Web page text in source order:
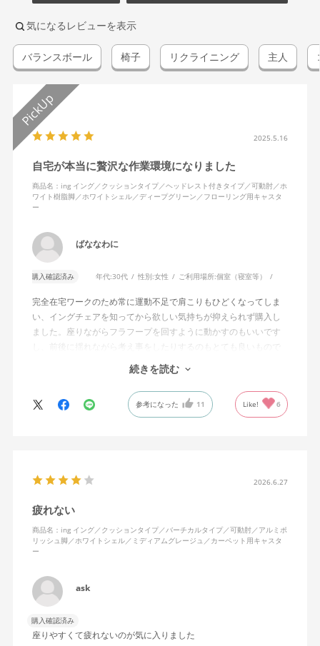
気になるレビューを表示
バランスボール 椅子 リクライニング 主人
2025.5.16
自宅が本当に贅沢な作業環境になりました
商品名：ing イング／クッションタイプ／ヘッドレスト付きタイプ／可動肘／ホ
ワイト樹脂脚／ホワイトシェル／ディープグリーン／フローリング用キャスタ
ー
ばななわに
購入確認済み 年代:30代 性別:女性 ご利用場所:個室（寝室等）
完全在宅ワークのため常に運動不足で肩こりもひどくなってしま
い、イングチェアを知ってから欲しい気持ちが抑えられず購入し
ました。座りながらフラフープを回すように動かすのもいいです
し、前後に揺れながら考え事をしたりするのもとても良いもので
す。カチャカチャ音が鳴るわけではないのですが、オフィスで揺
れてばっかだと怒られそうですが、自宅なら何も気にせずに使え
特に前後に揺らす時にヘッドレストありで購入して良かったと思
えます。揺れを止める機能もちゃんとあります。
続きを読む
参考になった 11 Like! 6
2026.6.27
疲れない
商品名：ing イング／クッションタイプ／バーチカルタイプ／可動肘／アルミポ
リッシュ脚／ホワイトシェル／ミディアムグレージュ／カーペット用キャスタ
ー
ask
購入確認済み
座りやすくて疲れないのが気に入りました